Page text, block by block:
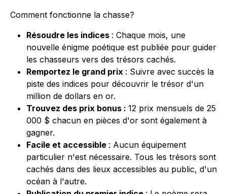
Comment fonctionne la chasse?
Résoudre les indices : Chaque mois, une
nouvelle énigme poétique est publiée pour guider
les chasseurs vers des trésors cachés.
Remportez le grand prix : Suivre avec succès la
piste des indices pour découvrir le trésor d'un
million de dollars en or.
Trouvez des prix bonus : 12 prix mensuels de 25
000 $ chacun en pièces d'or sont également à
gagner.
Facile et accessible : Aucun équipement
particulier n'est nécessaire. Tous les trésors sont
cachés dans des lieux accessibles au public, d'un
océan à l'autre.